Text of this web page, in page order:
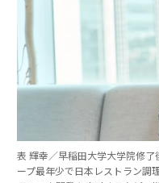
表 輝幸／早稲田大学大学院修
ープ最年少で日本レストラン調